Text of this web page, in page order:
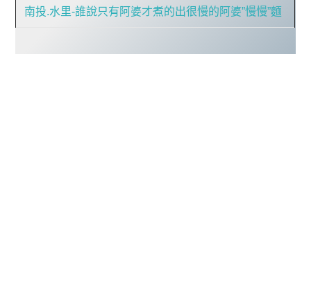
南投.水里-誰說只有阿婆才煮的出很慢的阿婆”慢慢”麵